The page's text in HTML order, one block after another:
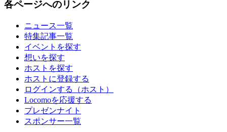
各ページへのリンク
ニュース一覧
特集記事一覧
イベントを探す
想いを探す
ホストを探す
ホストに登録する
ログインする（ホスト）
Locomoを応援する
プレゼンナイト
スポンサー一覧